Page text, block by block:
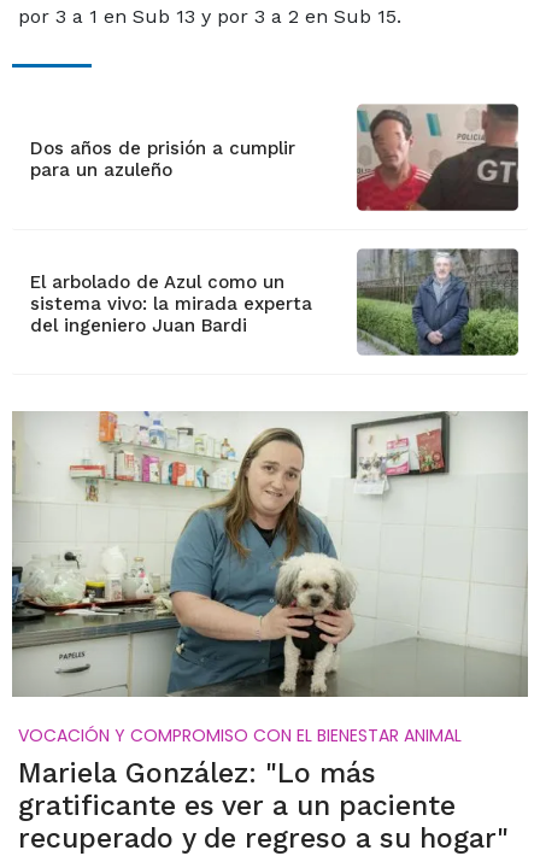
por 3 a 1 en Sub 13 y por 3 a 2 en Sub 15.
Dos años de prisión a cumplir
para un azuleño
El arbolado de Azul como un
sistema vivo: la mirada experta
del ingeniero Juan Bardi
VOCACIÓN Y COMPROMISO CON EL BIENESTAR ANIMAL
Mariela González: "Lo más
gratificante es ver a un paciente
recuperado y de regreso a su hogar"